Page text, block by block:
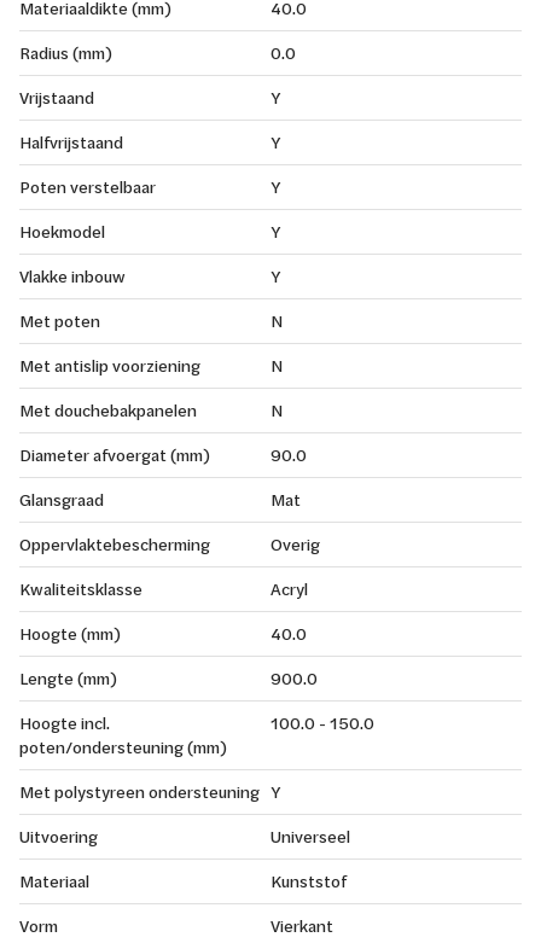
Materiaaldikte (mm)
40.0
Radius (mm)
0.0
Vrijstaand
Y
Halfvrijstaand
Y
Poten verstelbaar
Y
Hoekmodel
Y
Vlakke inbouw
Y
Met poten
N
Met antislip voorziening
N
Met douchebakpanelen
N
Diameter afvoergat (mm)
90.0
Glansgraad
Mat
Oppervlaktebescherming
Overig
Kwaliteitsklasse
Acryl
Hoogte (mm)
40.0
Lengte (mm)
900.0
Hoogte incl.
poten/ondersteuning (mm)
100.0 - 150.0
Met polystyreen ondersteuning Y
Uitvoering
Universeel
Materiaal
Kunststof
Vorm
Vierkant